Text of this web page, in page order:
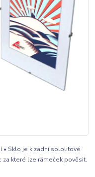
• Sklo je k zadní sololitové
za které lze rámeček pověsit.